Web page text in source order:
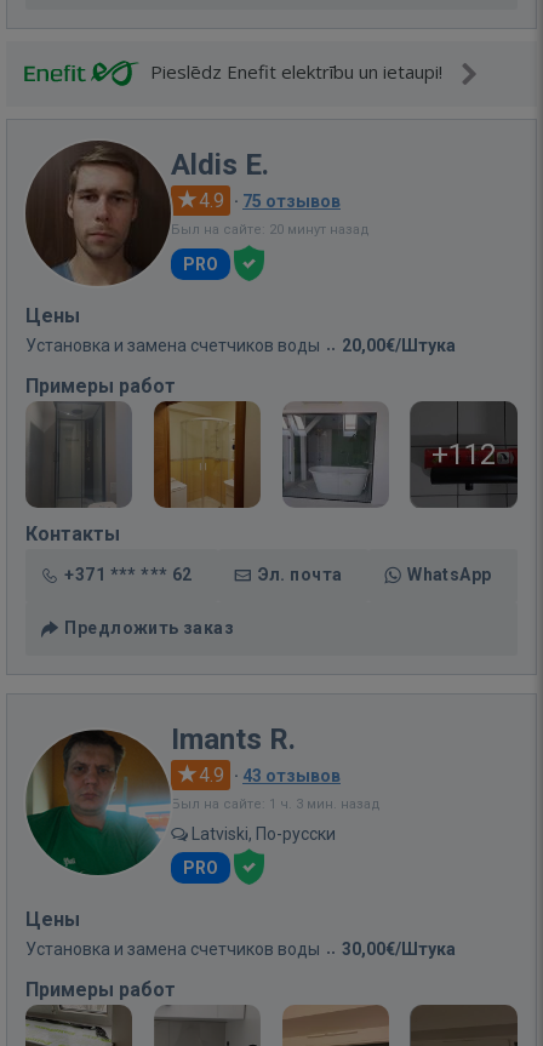
Pieslēdz Enefit elektrību un ietaupi!
Aldis E.
4.9 · 75 отзывов
Был на сайте: 20 минут назад
PRO
Цены
Установка и замена счетчиков воды 20,00€/Штука
Примеры работ
+112
Контакты
+371 *** *** 62 Эл. почта WhatsApp
Предложить заказ
Imants R.
4.9 · 43 отзывов
Был на сайте: 1 ч. 3 мин. назад
Latviski, По-русски
PRO
Цены
Установка и замена счетчиков воды 30,00€/Штука
Примеры работ